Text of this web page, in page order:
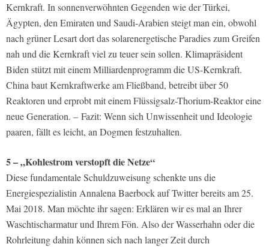
Kernkraft. In sonnenverwöhnten Gegenden wie der Türkei,
Ägypten, den Emiraten und Saudi-Arabien steigt man ein, obwohl
nach grüner Lesart dort das solarenergetische Paradies zum Greifen
nah und die Kernkraft viel zu teuer sein sollen. Klimapräsident
Biden stützt mit einem Milliardenprogramm die US-Kernkraft.
China baut Kernkraftwerke am Fließband, betreibt über 50
Reaktoren und erprobt mit einem Flüssigsalz-Thorium-Reaktor eine
neue Generation. – Fazit: Wenn sich Unwissenheit und Ideologie
paaren, fällt es leicht, an Dogmen festzuhalten.
5 – „Kohlestrom verstopft die Netze“
Diese fundamentale Schuldzuweisung schenkte uns die
Energiespezialistin Annalena Baerbock auf Twitter bereits am 25.
Mai 2018. Man möchte ihr sagen: Erklären wir es mal an Ihrer
Waschtischarmatur und Ihrem Fön. Also der Wasserhahn oder die
Rohrleitung dahin können sich nach langer Zeit durch